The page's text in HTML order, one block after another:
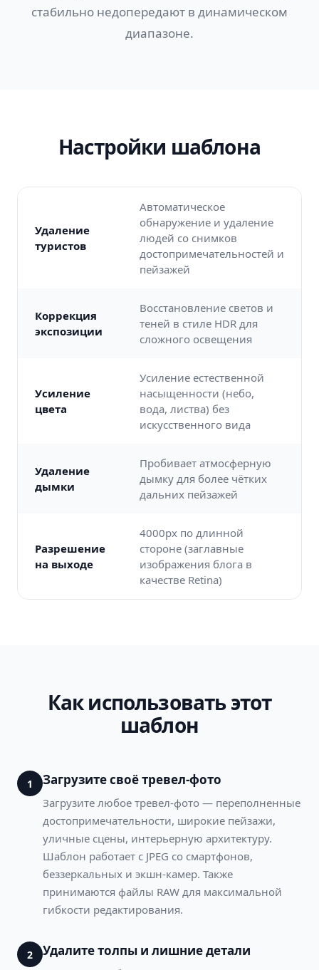
стабильно недопередают в динамическом
диапазоне.
Настройки шаблона
Удаление
туристов
Автоматическое
обнаружение и удаление
людей со снимков
достопримечательностей и
пейзажей
Коррекция
экспозиции
Восстановление светов и
теней в стиле HDR для
сложного освещения
Усиление
цвета
Усиление естественной
насыщенности (небо,
вода, листва) без
искусственного вида
Удаление
дымки
Пробивает атмосферную
дымку для более чётких
дальних пейзажей
Разрешение
на выходе
4000px по длинной
стороне (заглавные
изображения блога в
качестве Retina)
Как использовать этот
шаблон
1 Загрузите своё тревел-фото
Загрузите любое тревел-фото — переполненные
достопримечательности, широкие пейзажи,
уличные сцены, интерьерную архитектуру.
Шаблон работает с JPEG со смартфонов,
беззеркальных и экшн-камер. Также
принимаются файлы RAW для максимальной
гибкости редактирования.
2 Удалите толпы и лишние детали